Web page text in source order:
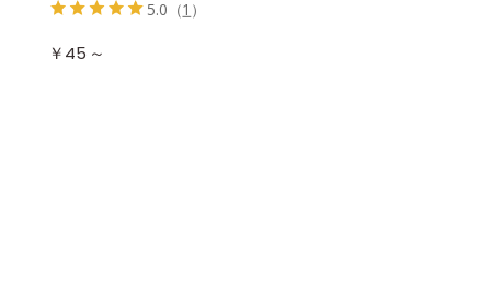
5.0 （1 ）
￥45 ～